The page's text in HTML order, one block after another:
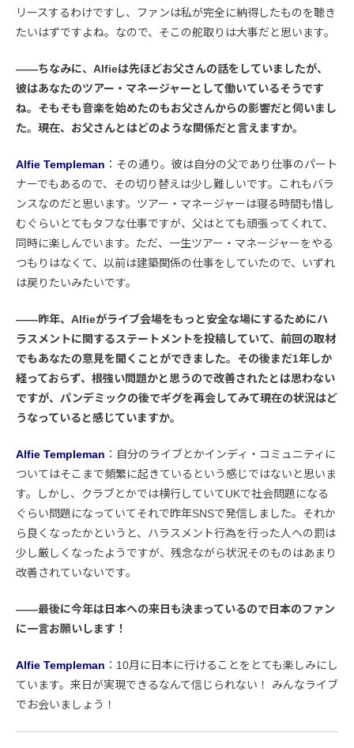
リースするわけですし、ファンは私が完全に納得したものを聴き
たいはずですよね。なので、そこの舵取りは大事だと思います。
――ちなみに、Alfieは先ほどお父さんの話をしていましたが、
彼はあなたのツアー・マネージャーとして働いているそうです
ね。そもそも音楽を始めたのもお父さんからの影響だと伺いまし
た。現在、お父さんとはどのような関係だと言えますか。
Alfie Templeman ：その通り。彼は自分の父であり仕事のパート
ナーでもあるので、その切り替えは少し難しいです。これもバラ
ンスなのだと思います。ツアー・マネージャーは寝る時間も惜し
むぐらいとてもタフな仕事ですが、父はとても頑張ってくれて、
同時に楽しんでいます。ただ、一生ツアー・マネージャーをやる
つもりはなくて、以前は建築関係の仕事をしていたので、いずれ
は戻りたいみたいです。
――昨年、Alfieがライブ会場をもっと安全な場にするためにハ
ラスメントに関するステートメントを投稿していて、前回の取材
でもあなたの意見を聞くことができました。その後まだ1年しか
経っておらず、根強い問題かと思うので改善されたとは思わない
ですが、パンデミックの後でギグを再会してみて現在の状況はど
うなっていると感じていますか。
Alfie Templeman ：自分のライブとかインディ・コミュニティに
ついてはそこまで頻繁に起きているという感じではないと思いま
す。しかし、クラブとかでは横行していてUKで社会問題になる
ぐらい問題になっていてそれで昨年SNSで発信しました。それか
ら良くなったかというと、ハラスメント行為を行った人への罰は
少し厳しくなったようですが、残念ながら状況そのものはあまり
改善されていないです。
――最後に今年は日本への来日も決まっているので日本のファン
に一言お願いします！
Alfie Templeman ：10月に日本に行けることをとても楽しみにし
ています。来日が実現できるなんて信じられない！ みんなライブ
でお会いましょう！